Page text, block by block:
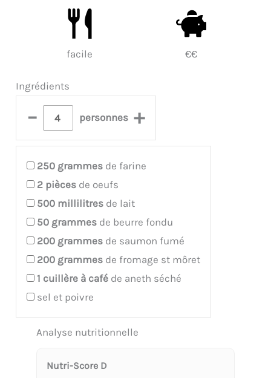
facile €€
Ingrédients
– personnes +
250 grammes de farine
2 pièces de oeufs
500 millilitres de lait
50 grammes de beurre fondu
200 grammes de saumon fumé
200 grammes de fromage st môret
1 cuillère à café de aneth séché
sel et poivre
Analyse nutritionnelle
Nutri-Score D